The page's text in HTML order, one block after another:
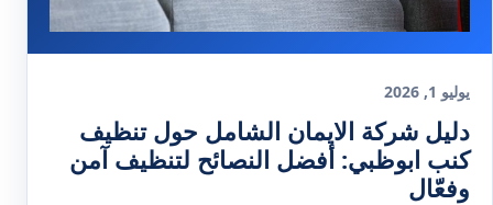
يوليو 1, 2026
دليل شركة الايمان الشامل حول تنظيف
كنب ابوظبي: أفضل النصائح لتنظيف آمن
وفعّال